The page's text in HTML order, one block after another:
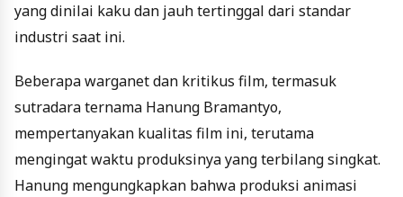
yang dinilai kaku dan jauh tertinggal dari standar
industri saat ini.
Beberapa warganet dan kritikus film, termasuk
sutradara ternama Hanung Bramantyo,
mempertanyakan kualitas film ini, terutama
mengingat waktu produksinya yang terbilang singkat.
Hanung mengungkapkan bahwa produksi animasi